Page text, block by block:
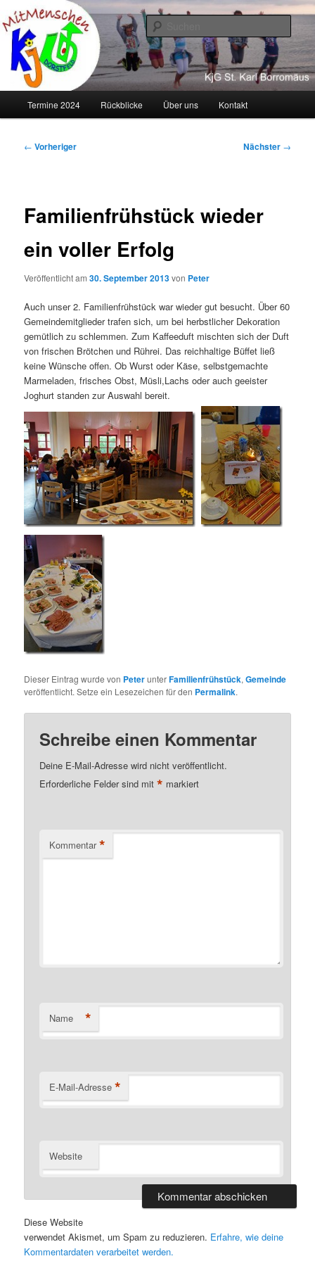
Zum
primären
Inhalt
springenKJG Dorstfeld
Termine 2024 Rückblicke Über uns Kontakt
Beitragsnavigation
← Vorheriger Nächster →
Familienfrühstück wieder
ein voller Erfolg
Veröffentlicht am30. September 2013von Peter
Auch unser 2. Familienfrühstück war wieder gut besucht. Über 60
Gemeindemitglieder trafen sich, um bei herbstlicher Dekoration
gemütlich zu schlemmen. Zum Kaffeeduft mischten sich der Duft
von frischen Brötchen und Rührei. Das reichhaltige Büffet ließ
keine Wünsche offen. Ob Wurst oder Käse, selbstgemachte
Marmeladen, frisches Obst, Müsli,Lachs oder auch geeister
Joghurt standen zur Auswahl bereit.
Dieser Eintrag wurde von PeterunterFamilienfrühstück,Gemeinde
veröffentlicht. Setze ein Lesezeichen für den Permalink.
Schreibe einen Kommentar
Deine E-Mail-Adresse wird nicht veröffentlicht.
Erforderliche Felder sind mit* markiert
Kommentar *
Name *
E-Mail-Adresse *
Website
Diese Website
verwendet Akismet, um Spam zu reduzieren. Erfahre, wie deine
Kommentardaten verarbeitet werden.